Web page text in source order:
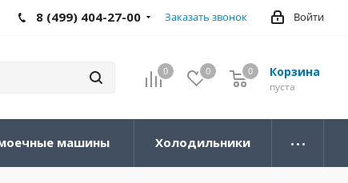
Войти
8 (499) 404-27-00 Заказать звонок
0 0 Корзина
0
пуста
0
машины Холодильники